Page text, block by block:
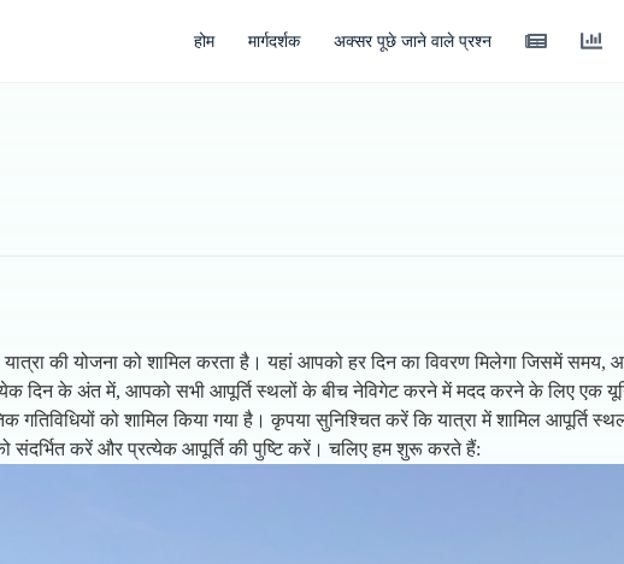
होम मार्गदर्शक अक्सर पूछे जाने वाले प्रश्न
की योजना को शामिल करता है। यहां आपको हर दिन का विवरण मिलेगा जिसमें समय,
दिन के अंत में, आपको सभी आपूर्ति स्थलों के बीच नेविगेट करने में मदद करने के लिए एक
को शामिल किया गया है। कृपया सुनिश्चित करें कि यात्रा में शामिल आपूर्ति
को संदर्भित करें और प्रत्येक आपूर्ति की पुष्टि करें। चलिए हम शुरू करते हैं: